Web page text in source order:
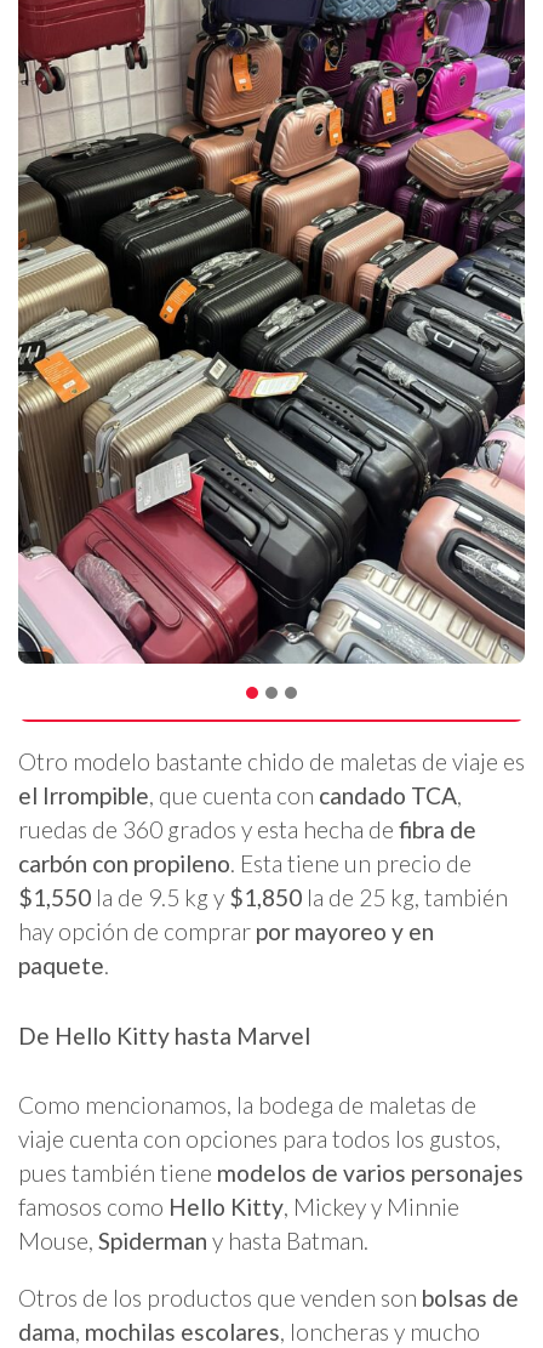
Otro modelo bastante chido de maletas de viaje es
el Irrompible, que cuenta con candado TCA,
ruedas de 360 grados y esta hecha de fibra de
carbón con propileno. Esta tiene un precio de
$1,550 la de 9.5 kg y $1,850 la de 25 kg, también
hay opción de comprar por mayoreo y en
paquete.
De Hello Kitty hasta Marvel
Como mencionamos, la bodega de maletas de
viaje cuenta con opciones para todos los gustos,
pues también tiene modelos de varios personajes
famosos como Hello Kitty, Mickey y Minnie
Mouse, Spiderman y hasta Batman.
Otros de los productos que venden son bolsas de
dama, mochilas escolares, loncheras y mucho